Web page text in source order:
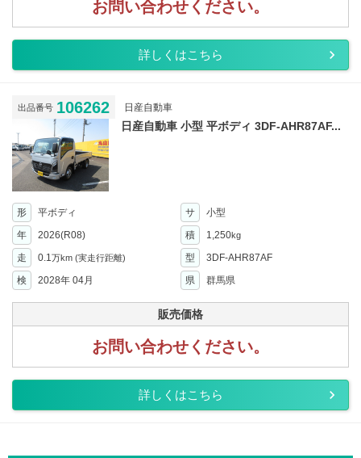
お問い合わせください。
詳しくはこちら
出品番号 106262 日産自動車
日産自動車 小型 平ボディ 3DF-AHR87AF...
形 平ボディ サ
小型
年
2026(R08) 積 1,250kg
走 0.1万km (実走行距離) 型
3DF-AHR87AF
検
2028年 04月 県 群馬県
販売価格
お問い合わせください。
詳しくはこちら